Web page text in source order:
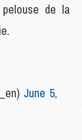
de la
June 5,